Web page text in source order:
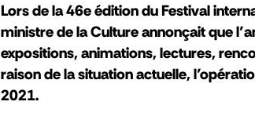
Lors de la 46e édition du Festival
ministre de la Culture annonçait que
expositions, animations, lectures,
raison de la situation actuelle,
2021.